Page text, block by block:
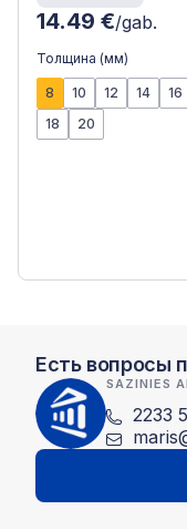
14.49 €/gab.
Толщина (мм)
8 10 12 14
16
18
20
Есть вопросы
SAZINIES
2233